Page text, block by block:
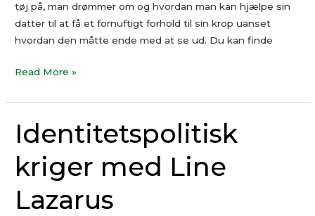
tøj på, man drømmer om og hvordan man kan hjælpe sin
datter til at få et fornuftigt forhold til sin krop uanset
hvordan den måtte ende med at se ud. Du kan finde
Read More »
Identitetspolitisk
kriger med Line
Lazarus
Identitetspolitisk
kriger
med
Line
Lazarus